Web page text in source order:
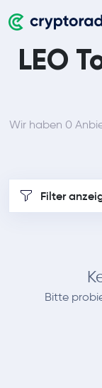
LEO
Wir haben 0
Filter
Bitte